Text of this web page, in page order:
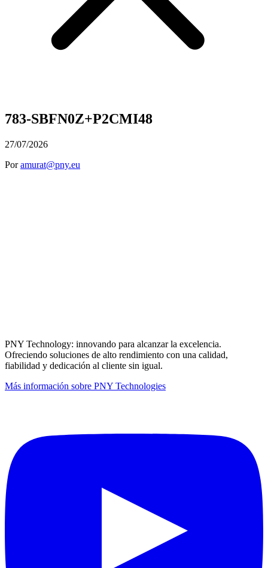
783-SBFN0Z+P2CMI48
27/07/2026
Por amurat@pny.eu
PNY Technology: innovando para alcanzar la excelencia.
Ofreciendo soluciones de alto rendimiento con una calidad,
fiabilidad y dedicación al cliente sin igual.
Más información sobre PNY Technologies